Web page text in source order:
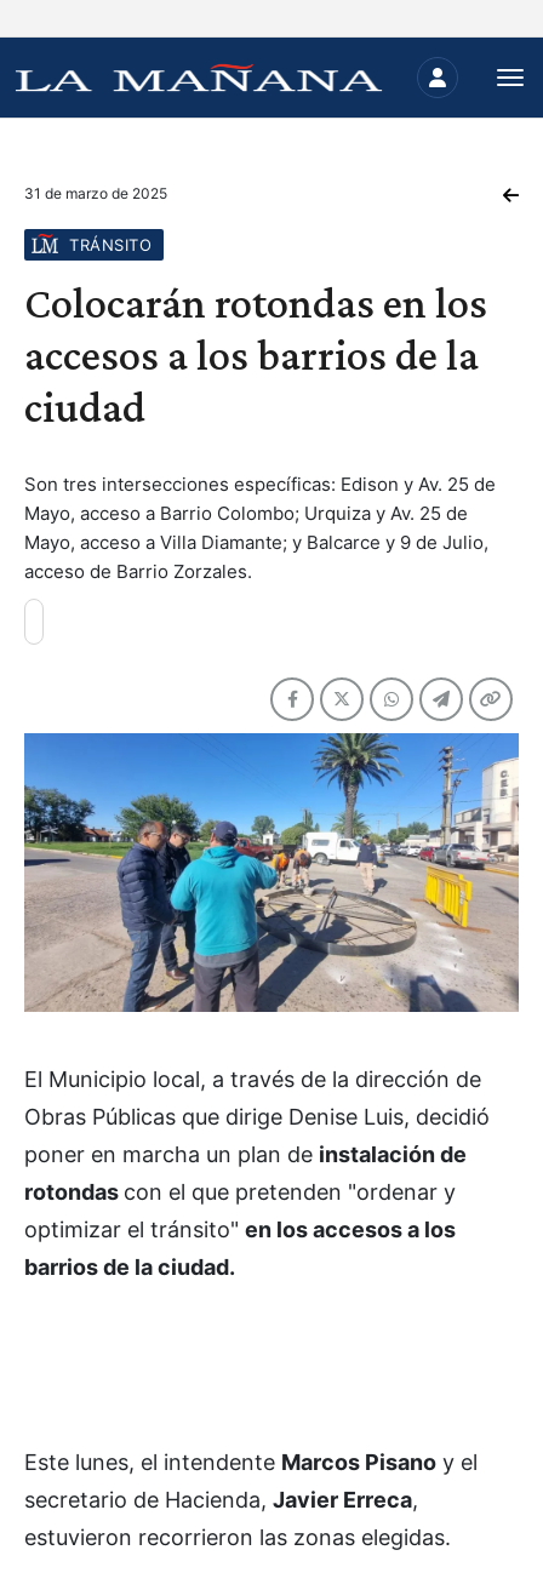
31 de marzo de 2025
TRÁNSITO
Colocarán rotondas en los
accesos a los barrios de la
ciudad
Son tres intersecciones específicas: Edison y Av. 25 de
Mayo, acceso a Barrio Colombo; Urquiza y Av. 25 de
Mayo, acceso a Villa Diamante; y Balcarce y 9 de Julio,
acceso de Barrio Zorzales.
El Municipio local, a través de la dirección de
Obras Públicas que dirige Denise Luis, decidió
poner en marcha un plan de instalación de
rotondas con el que pretenden "ordenar y
optimizar el tránsito" en los accesos a los
barrios de la ciudad.
Este lunes, el intendente Marcos Pisano y el
secretario de Hacienda, Javier Erreca,
estuvieron recorrieron las zonas elegidas.